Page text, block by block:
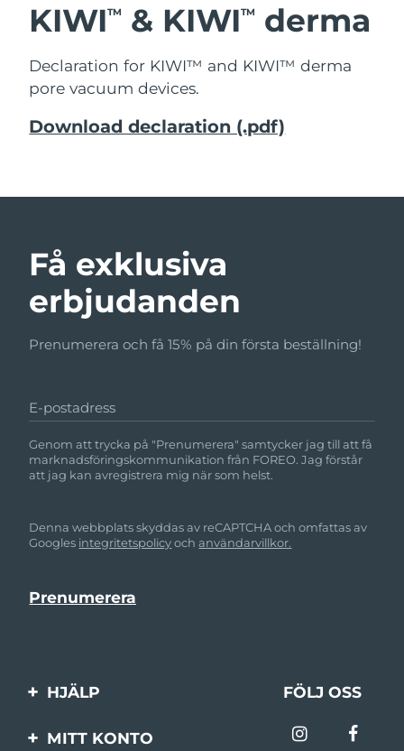
KIWITM & KIWITM derma
Declaration for KIWI™ and KIWI™ derma
pore vacuum devices.
Download declaration (.pdf)
Få exklusiva
erbjudanden
Prenumerera och få 15% på din första beställning!
E-postadress
Genom att trycka på "Prenumerera" samtycker jag till att få
marknadsföringskommunikation från FOREO. Jag förstår
att jag kan avregistrera mig när som helst.
Denna webbplats skyddas av reCAPTCHA och omfattas av
Googles integritetspolicyochanvändarvillkor.
HJÄLP
Kontakta oss
FÖLJ OSS
MITT KONTO